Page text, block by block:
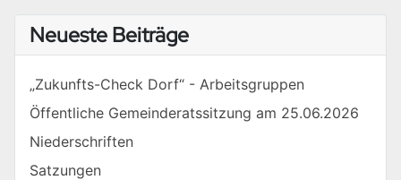
Neueste Beiträge
„Zukunfts-Check Dorf“ - Arbeitsgruppen
Öffentliche Gemeinderatssitzung am 25.06.2026
Niederschriften
Satzungen